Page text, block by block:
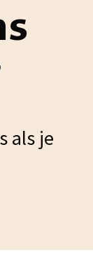
als je